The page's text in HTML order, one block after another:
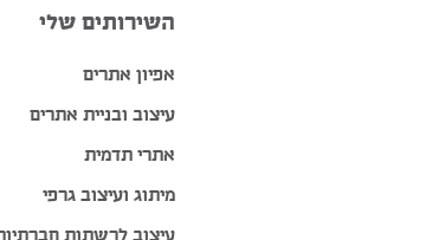
השירותים שלי
אפיון אתרים
עיצוב ובניית אתרים
אתרי תדמית
מיתוג ועיצוב גרפי
עיצוב לרשתות